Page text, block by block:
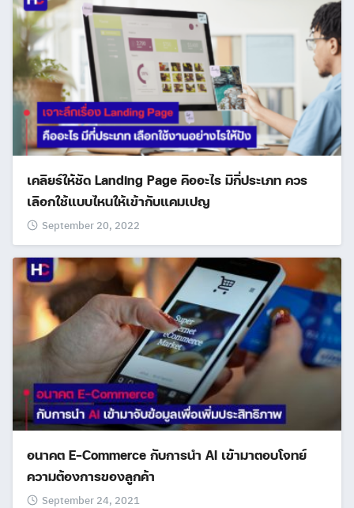
เคลียร์ให้ชัด Landing Page คืออะไร มีกี่ประเภท ควร
เลือกใช้แบบไหนให้เข้ากับแคมเปญ
September 20, 2022
อนาคต E-Commerce กับการนำ AI เข้ามาตอบโจทย์
ความต้องการของลูกค้า
September 24, 2021